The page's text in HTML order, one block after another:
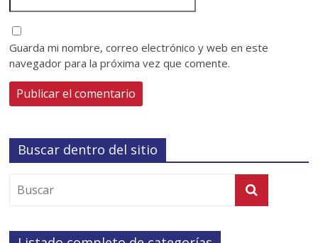
Guarda mi nombre, correo electrónico y web en este
navegador para la próxima vez que comente.
Buscar dentro del sitio